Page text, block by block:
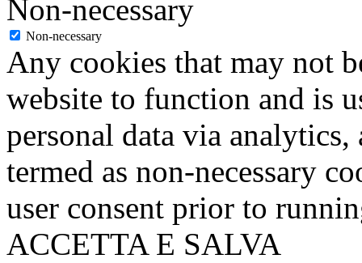
Non-necessary
Non-necessary
Any cookies that may not
website to function and is
personal data via analytics,
termed as non-necessary
user consent prior to
ACCETTA E SALVA